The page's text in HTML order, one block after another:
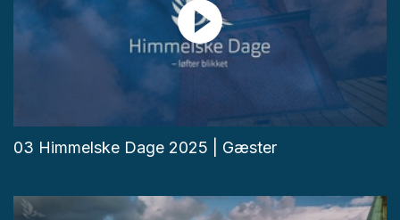
03 Himmelske Dage 2025 | Gæster